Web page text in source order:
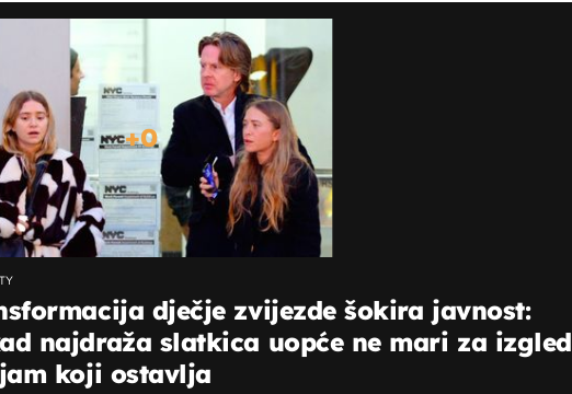
+0
dječje zvijezde šokira javnost:
najdraža slatkica uopće ne mari za izgled
koji ostavlja